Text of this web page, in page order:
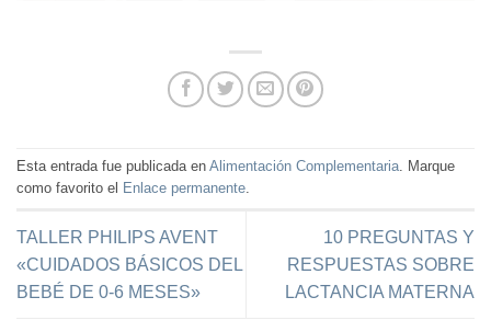
Esta entrada fue publicada en Alimentación Complementaria. Marque
como favorito el Enlace permanente.
TALLER PHILIPS AVENT
«CUIDADOS BÁSICOS DEL
BEBÉ DE 0-6 MESES»
10 PREGUNTAS Y
RESPUESTAS SOBRE
LACTANCIA MATERNA